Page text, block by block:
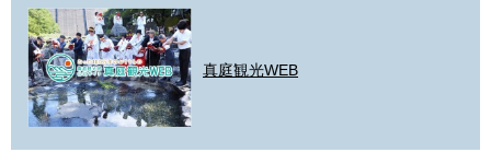
真庭観光WEB